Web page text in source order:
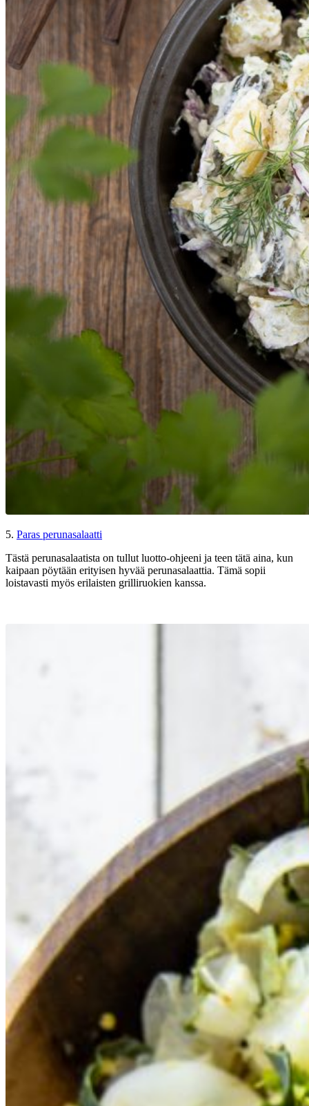
5. Paras perunasalaatti
Tästä perunasalaatista on tullut luotto-ohjeeni ja teen tätä aina, kun
kaipaan pöytään erityisen hyvää perunasalaattia. Tämä sopii
loistavasti myös erilaisten grilliruokien kanssa.